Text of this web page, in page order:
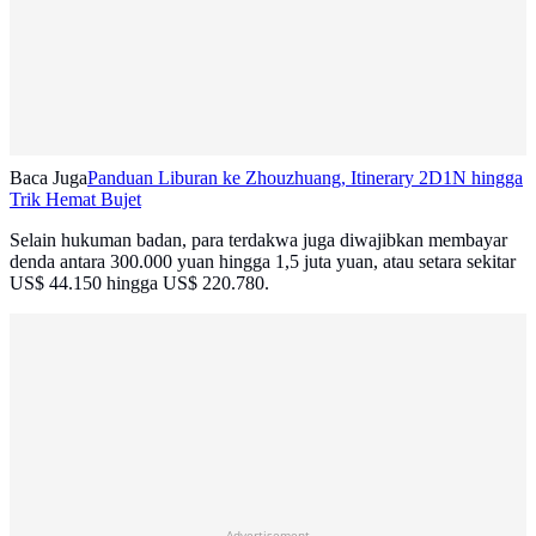
Baca JugaPanduan Liburan ke Zhouzhuang, Itinerary 2D1N hingga
Trik Hemat Bujet
Selain hukuman badan, para terdakwa juga diwajibkan membayar
denda antara 300.000 yuan hingga 1,5 juta yuan, atau setara sekitar
US$ 44.150 hingga US$ 220.780.